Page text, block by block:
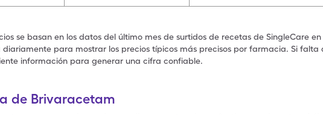
se basan en los datos del último mes de surtidos de recetas de SingleCare
para mostrar los precios típicos más precisos por farmacia. Si
información para generar una cifra confiable.
de Brivaracetam